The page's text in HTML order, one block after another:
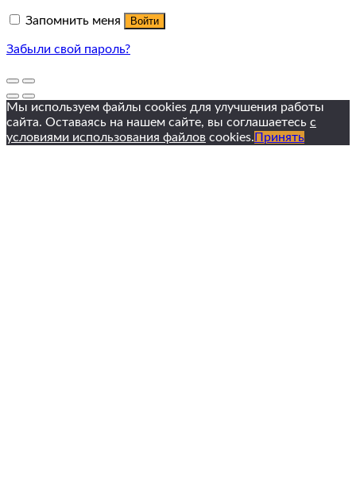
Запомнить меня Войти
Забыли свой пароль?
Мы используем файлы cookies для улучшения работы
сайта. Оставаясь на нашем сайте, вы соглашаетесь с
условиями использования файлов cookies. Принять